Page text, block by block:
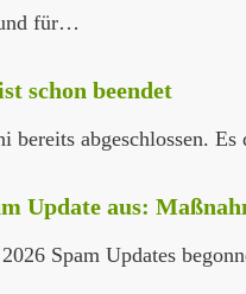
für…
schon beendet
bereits abgeschlossen. Es
Update aus:
Spam Updates